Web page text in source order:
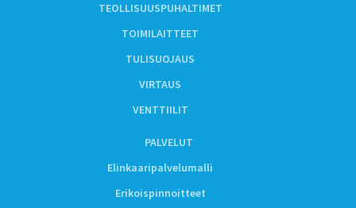
TEOLLISUUSPUHALTIMET
TOIMILAITTEET
TULISUOJAUS
VIRTAUS
VENTTIILIT
PALVELUT
Elinkaaripalvelumalli
Erikoispinnoitteet